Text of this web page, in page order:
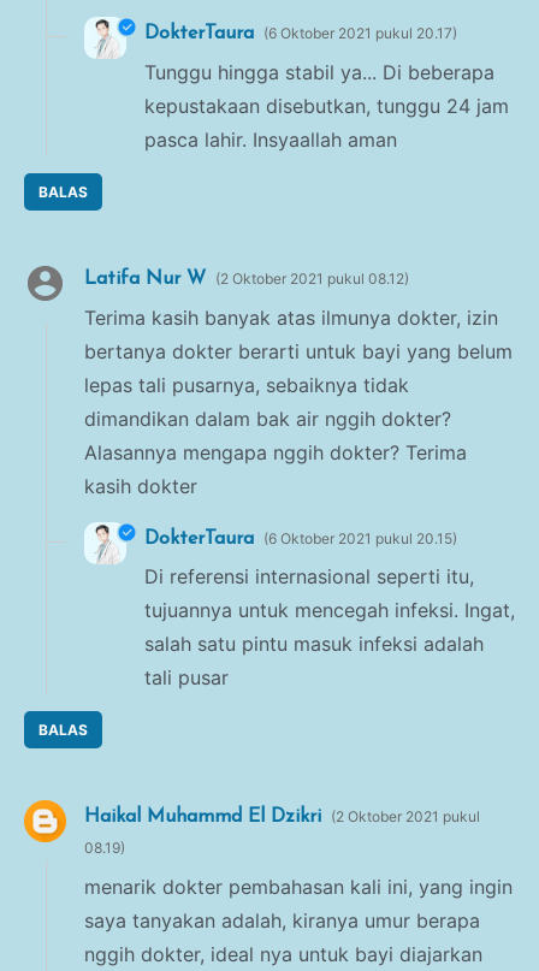
BALAS
DokterTaura 6 Oktober 2021 pukul 20.17
Tunggu hingga stabil ya... Di beberapa
kepustakaan disebutkan, tunggu 24 jam
pasca lahir. Insyaallah aman
Latifa Nur W 2 Oktober 2021 pukul 08.12
Terima kasih banyak atas ilmunya dokter, izin
bertanya dokter berarti untuk bayi yang belum
lepas tali pusarnya, sebaiknya tidak
dimandikan dalam bak air nggih dokter?
Alasannya mengapa nggih dokter? Terima
kasih dokter
BALAS
DokterTaura 6 Oktober 2021 pukul 20.15
Di referensi internasional seperti itu,
tujuannya untuk mencegah infeksi. Ingat,
salah satu pintu masuk infeksi adalah
tali pusar
Haikal Muhammd El Dzikri
2 Oktober 2021 pukul
08.19
menarik dokter pembahasan kali ini, yang ingin
saya tanyakan adalah, kiranya umur berapa
nggih dokter, ideal nya untuk bayi diajarkan